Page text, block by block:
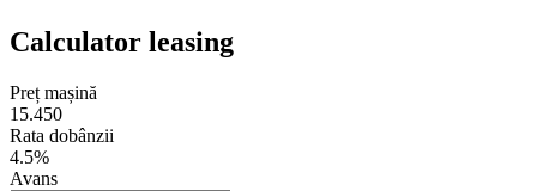
Calculator leasing
Preț mașină
15.450
Rata dobânzii
4.5%
Avans